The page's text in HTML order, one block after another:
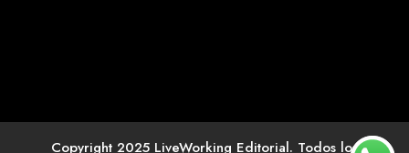
Copyright 2025 LiveWorking Editorial. Todos los